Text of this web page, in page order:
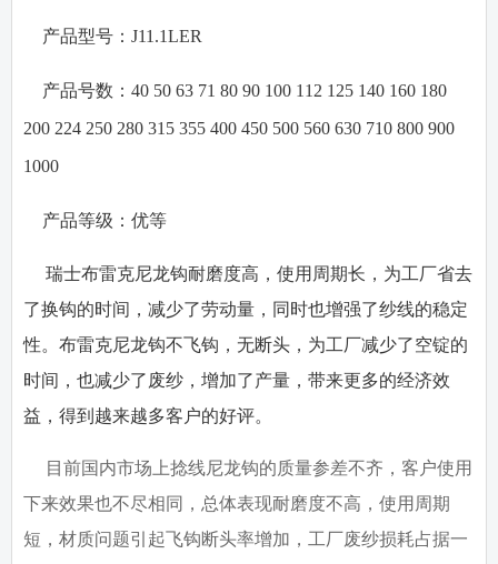
产品型号：J11.1LER
产品号数：40 50 63 71 80 90 100 112 125 140 160 180
200 224 250 280 315 355 400 450 500 560 630 710 800 900
1000
产品等级：优等
瑞士布雷克尼龙钩耐磨度高，使用周期长，为工厂省去
了换钩的时间，减少了劳动量，同时也增强了纱线的稳定
性。布雷克尼龙钩不飞钩，无断头，为工厂减少了空锭的
时间，也减少了废纱，增加了产量，带来更多的经济效
益，得到越来越多客户的好评。
目前国内市场上捻线尼龙钩的质量参差不齐，客户使用
下来效果也不尽相同，总体表现耐磨度不高，使用周期
短，材质问题引起飞钩断头率增加，工厂废纱损耗占据一